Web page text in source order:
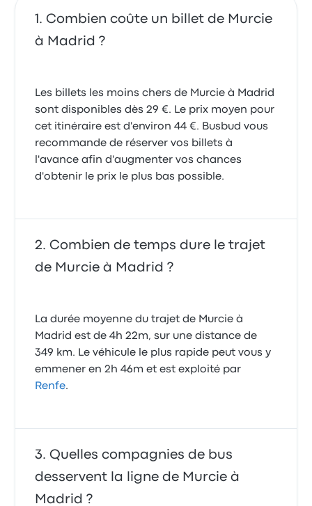
Combien coûte un billet de Murcie
à Madrid ?
Les billets les moins chers de Murcie à Madrid
sont disponibles dès 29 €. Le prix moyen pour
cet itinéraire est d'environ 44 €. Busbud vous
recommande de réserver vos billets à
l'avance afin d'augmenter vos chances
d'obtenir le prix le plus bas possible.
Combien de temps dure le trajet
de Murcie à Madrid ?
La durée moyenne du trajet de Murcie à
Madrid est de 4h 22m, sur une distance de
349 km. Le véhicule le plus rapide peut vous y
emmener en 2h 46m et est exploité par
Renfe.
Quelles compagnies de bus
desservent la ligne de Murcie à
Madrid ?